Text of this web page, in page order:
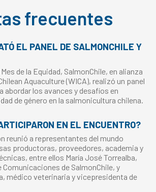
frecuentes
EL PANEL DE SALMONCHILE Y
de la Equidad, SalmonChile, en alianza
Aquaculture (WICA), realizó un panel
abordar los avances y desafíos en
de género en la salmonicultura chilena.
EN EL ENCUENTRO?
reunió a representantes del mundo
productoras, proveedores, academia y
entre ellos María José Torrealba,
de SalmonChile, y
médico veterinaria y vicepresidenta de